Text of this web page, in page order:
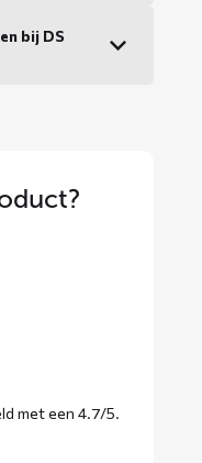
bij DS
met een 4.7/5.